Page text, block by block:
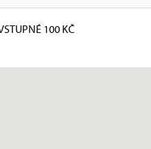
100 KČ